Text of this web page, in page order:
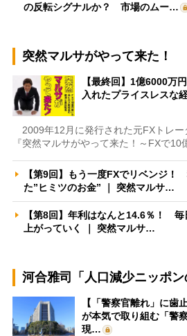
の反転シグナルか？ 市場のムー…
突然マルサがやって来た！
【最終回】1億6000万
入れたプライスレスな
2009年12月に発行された元FXトレー
『突然マルサがやって来た！～FXで10
【第9回】もう一度FXでリベンジ
た”ヒミツのお金” ｜ 突然マルサ…
【第8回】年利はなんと14.6％！
上がっていく ｜ 突然マルサ…
河合雅司「人口減少ニッポン
【「警察官離れ」に歯
が本気で取り組む「警
現…